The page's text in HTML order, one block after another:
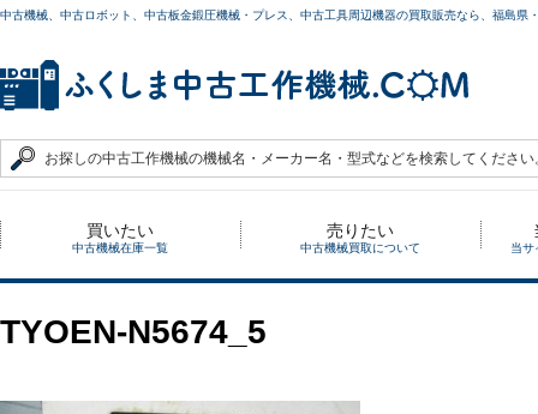
中古機械、中古ロボット、中古板金鍛圧機械・プレス、中古工具周辺機器の買取販売なら、福島
買いたい
中古機械在庫一覧
売りたい
中古機械買取について 当サ
TYOEN-N5674_5